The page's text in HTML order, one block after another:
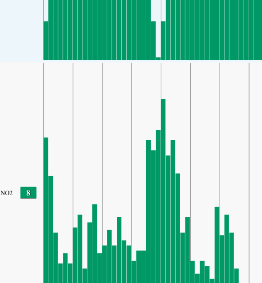
NO2 8